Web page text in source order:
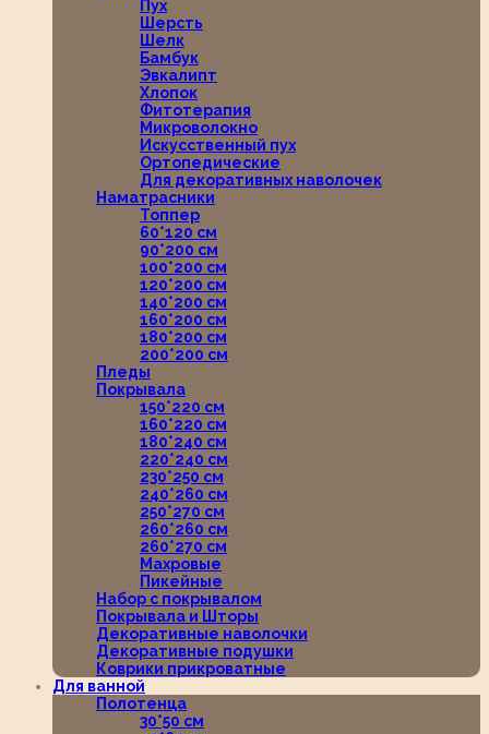
Пух
Шерсть
Шелк
Бамбук
Эвкалипт
Хлопок
Фитотерапия
Микроволокно
Искусственный пух
Ортопедические
Для декоративных наволочек
Наматрасники
Топпер
60*120 см
90*200 см
100*200 см
120*200 см
140*200 см
160*200 см
180*200 см
200*200 см
Пледы
Покрывала
150*220 см
160*220 см
180*240 см
220*240 см
230*250 см
240*260 см
250*270 см
260*260 см
260*270 см
Махровые
Пикейные
Набор с покрывалом
Покрывала и Шторы
Декоративные наволочки
Декоративные подушки
Коврики прикроватные
Для ванной
Полотенца
30*50 см